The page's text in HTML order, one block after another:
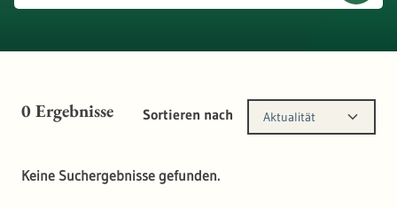
0Ergebnisse Sortieren nach Aktualität
Keine Suchergebnisse gefunden.